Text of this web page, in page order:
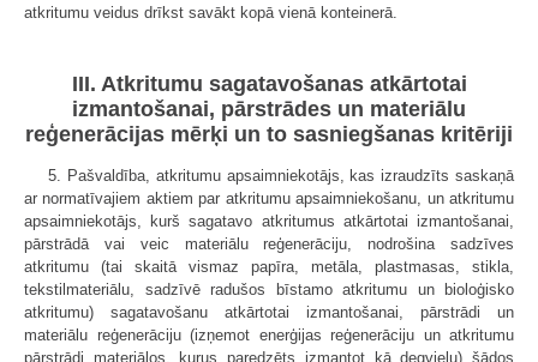
atkritumu veidus drīkst savākt kopā vienā konteinerā.
III. Atkritumu sagatavošanas atkārtotai
izmantošanai, pārstrādes un materiālu
reģenerācijas mērķi un to sasniegšanas kritēriji
5. Pašvaldība, atkritumu apsaimniekotājs, kas izraudzīts saskaņā
ar normatīvajiem aktiem par atkritumu apsaimniekošanu, un atkritumu
apsaimniekotājs, kurš sagatavo atkritumus atkārtotai izmantošanai,
pārstrādā vai veic materiālu reģenerāciju, nodrošina sadzīves
atkritumu (tai skaitā vismaz papīra, metāla, plastmasas, stikla,
tekstilmateriālu, sadzīvē radušos bīstamo atkritumu un bioloģisko
atkritumu) sagatavošanu atkārtotai izmantošanai, pārstrādi un
materiālu reģenerāciju (izņemot enerģijas reģenerāciju un atkritumu
pārstrādi materiālos, kurus paredzēts izmantot kā degvielu) šādos